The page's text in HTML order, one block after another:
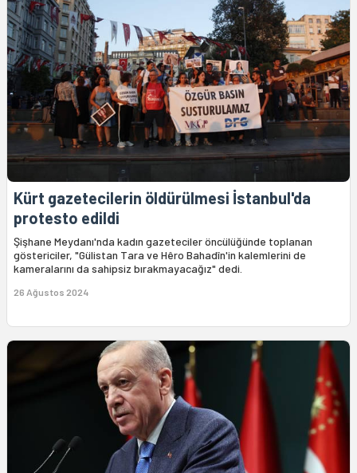
Kürt gazetecilerin öldürülmesi İstanbul'da
protesto edildi
Şişhane Meydanı'nda kadın gazeteciler öncülüğünde toplanan
göstericiler, "Gülistan Tara ve Hêro Bahadîn'in kalemlerini de
kameralarını da sahipsiz bırakmayacağız" dedi.
26 Ağustos 2024